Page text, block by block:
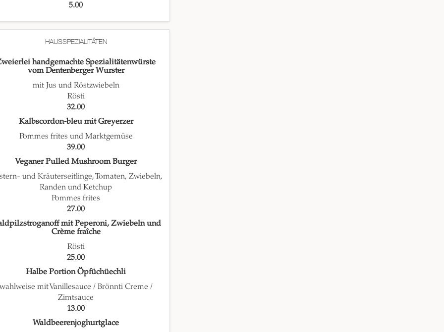
5.00
HAUSSPEZIALITÄTEN
handgemachte Spezialitätenwürste
vom Dentenberger Wurster
mit Jus und Röstzwiebeln
Rösti
32.00
Kalbscordon-bleu mit Greyerzer
Pommes frites und Marktgemüse
39.00
Veganer Pulled Mushroom Burger
und Kräuterseitlinge, Tomaten, Zwiebeln,
Randen und Ketchup
Pommes frites
27.00
mit Peperoni, Zwiebeln und
Crème fraîche
Rösti
25.00
Halbe Portion Öpfüchüechli
wahlweise mit Vanillesauce / Brönnti Creme /
Zimtsauce
13.00
Waldbeerenjoghurtglace